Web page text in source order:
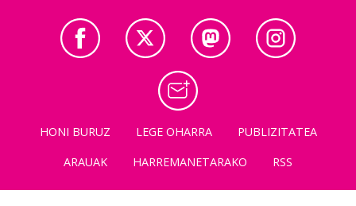
HONI BURUZ LEGE OHARRA
PUBLIZITATEA
ARAUAK
HARREMANETARAKO RSS